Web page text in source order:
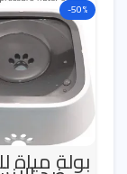
-50%
بولة مياة